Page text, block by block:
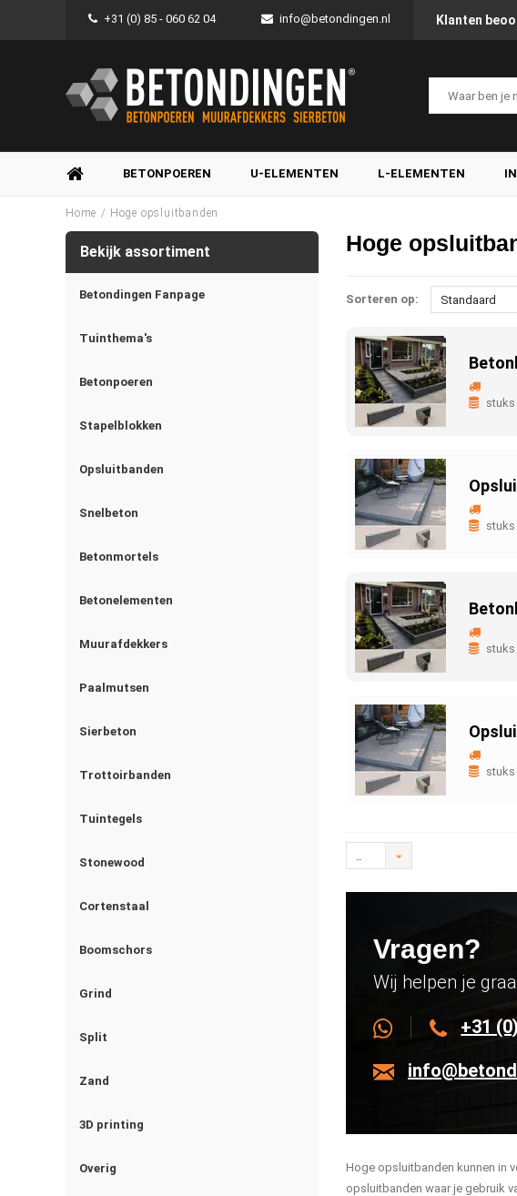
+31 (0) 85 - 060 62 04 info@betondingen.nl Klanten
BETONPOEREN U-ELEMENTEN L-ELEMENTEN
Home / Hoge opsluitbanden
Bekijk assortiment
Betondingen Fanpage
Tuinthema's
Betonpoeren
Stapelblokken
Opsluitbanden
Snelbeton
Betonmortels
Betonelementen
Muurafdekkers
Paalmutsen
Sierbeton
Trottoirbanden
Tuintegels
Stonewood
Cortenstaal
Boomschors
Grind
Split
Zand
3D printing
Overig
Hoge
Sorteren op: Standaard
..
Vragen?
Wij helpen je
+31
Hoge opsluitbanden kunnen in
opsluitbanden waar je gebruik